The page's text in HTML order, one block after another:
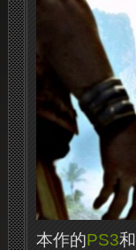
本作的PS3和